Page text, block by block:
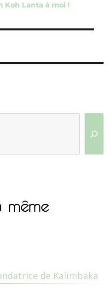
Koh Lanta à moi !
de Kalimbaka